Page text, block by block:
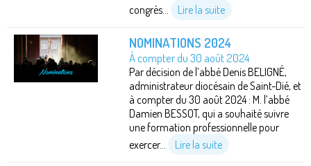
congrès...
Lire la suite
NOMINATIONS 2024
À compter du 30 août 2024
Par décision de l’abbé Denis BELIGNÉ,
administrateur diocésain de Saint-Dié, et
à compter du 30 août 2024 : M. l’abbé
Damien BESSOT, qui a souhaité suivre
une formation professionnelle pour
exercer...
Lire la suite